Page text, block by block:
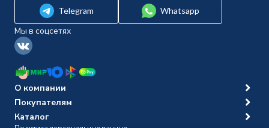
Telegram
Whatsapp
Мы в соцсетях
О компании
Покупателям
Каталог